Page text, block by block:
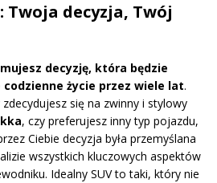
Twoja decyzja, Twój
decyzję, która będzie
codzienne życie przez wiele lat.
się na zwinny i stylowy
, czy preferujesz inny typ pojazdu,
Ciebie decyzja była przemyślana
wszystkich kluczowych aspektów
Idealny SUV to taki, który nie